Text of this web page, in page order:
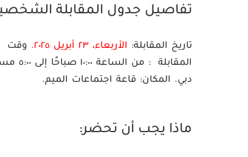
تفاصيل جدول المقابلة
تاريخ المقابلة: الأربعاء، ٢٣ أبريل ٢٠٢٥.
وقت
المقابلة
: من الساعة ١٠:٠٠ صباحًا إلى ٥:٠٠ مساءً.
دبي. المكان: قاعة اجتماعات الميم.
ماذا يجب أن تحضر: